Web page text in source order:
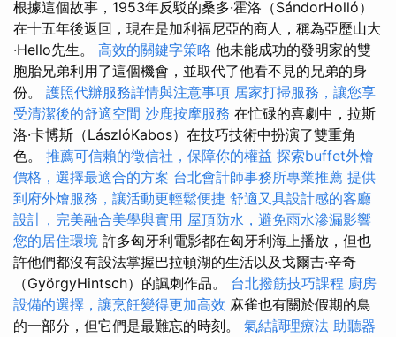
根據這個故事，1953年反駁的桑多·霍洛（SándorHolló）
在十五年後返回，現在是加利福尼亞的商人，稱為亞歷山大
·Hello先生。 高效的關鍵字策略 他未能成功的發明家的雙
胞胎兄弟利用了這個機會，並取代了他看不見的兄弟的身
份。 護照代辦服務詳情與注意事項 居家打掃服務，讓您享
受清潔後的舒適空間 沙鹿按摩服務 在忙碌的喜劇中，拉斯
洛·卡博斯（LászlóKabos）在技巧技術中扮演了雙重角
色。 推薦可信賴的徵信社，保障你的權益 探索buffet外燴
價格，選擇最適合的方案 台北會計師事務所專業推薦 提供
到府外燴服務，讓活動更輕鬆便捷 舒適又具設計感的客廳
設計，完美融合美學與實用 屋頂防水，避免雨水滲漏影響
您的居住環境 許多匈牙利電影都在匈牙利海上播放，但也
許他們都沒有設法掌握巴拉頓湖的生活以及戈爾吉·辛奇
（GyörgyHintsch）的諷刺作品。 台北撥筋技巧課程 廚房
設備的選擇，讓烹飪變得更加高效 麻雀也有關於假期的鳥
的一部分，但它們是最難忘的時刻。 氣結調理療法 助聽器